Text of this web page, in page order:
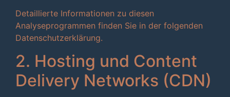
Detaillierte Informationen zu diesen
Analyseprogrammen finden Sie in der folgenden
Datenschutzerklärung.
2. Hosting und Content
Delivery Networks (CDN)